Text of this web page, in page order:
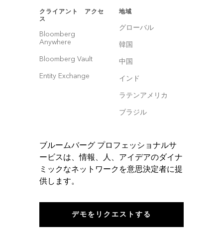
クライアント アクセ
ス
Bloomberg
Anywhere
Bloomberg Vault
Entity Exchange
地域
グローバル
韓国
中国
インド
ラテンアメリカ
ブラジル
ブルームバーグ プロフェッショナルサ
ービスは、情報、人、アイデアのダイナ
ミックなネットワークを意思決定者に提
供します。
デモをリクエストする